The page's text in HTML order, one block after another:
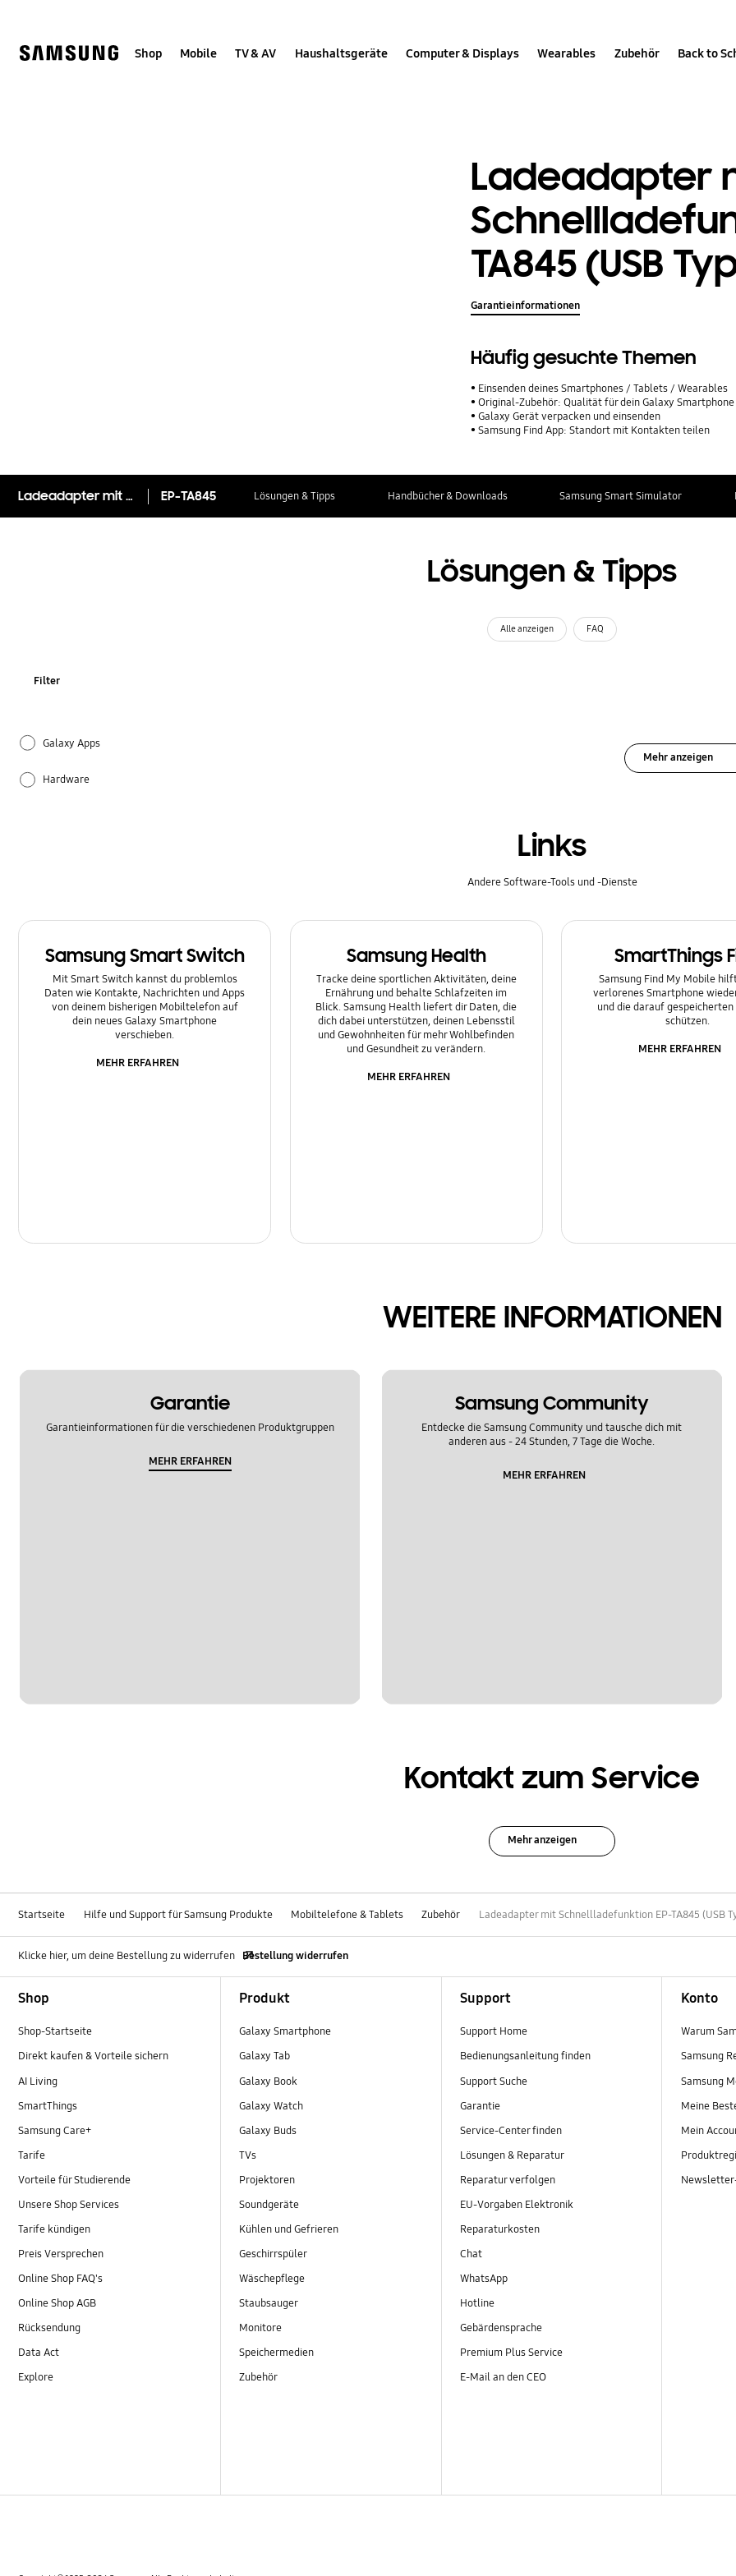
help
Shop Mobile TV & AV Haushaltsgeräte Computer & Displays Wearables Zubehör Back to
Ladeadapter
TA845 (USB
Garantieinformationen
Häufig gesuchte Themen
Einsenden deines Smartphones / Tablets / Wearables
Original-Zubehör: Qualität für dein Galaxy Smartphone
Galaxy Gerät verpacken und einsenden
Samsung Find App: Standort mit Kontakten teilen
Ladeadapter mit Schnellladefunktion EP-TA845 (USB Type-C, 45 W) EP-TA845 Lösungen & Tipps Handbücher & Downloads Samsung Smart Simulator
Lösungen & Tipps
Alle anzeigen FAQ
Filter
Galaxy Apps
Hardware
Mehr anzeigen
Links
Andere Software-Tools und -Dienste
Samsung Smart Switch
Mit Smart Switch kannst du problemlos
Daten wie Kontakte, Nachrichten und Apps
von deinem bisherigen Mobiltelefon auf
dein neues Galaxy Smartphone
verschieben.
MEHR ERFAHREN
Samsung Health
Tracke deine sportlichen Aktivitäten, deine
Ernährung und behalte Schlafzeiten im
Blick. Samsung Health liefert dir Daten, die
dich dabei unterstützen, deinen Lebensstil
und Gewohnheiten für mehr Wohlbefinden
und Gesundheit zu verändern.
MEHR ERFAHREN
SmartThings
Samsung Find My Mobile
verlorenes Smartphone
und die darauf gespeicherten
schützen.
MEHR ERFAHREN
WEITERE INFORMATIONEN
Garantie
Garantieinformationen für die verschiedenen Produktgruppen
MEHR ERFAHREN
Samsung Community
Entdecke die Samsung Community und tausche dich mit
anderen aus - 24 Stunden, 7 Tage die Woche.
MEHR ERFAHREN
Kontakt zum Service
Mehr anzeigen
Startseite Hilfe und Support für Samsung Produkte Mobiltelefone & Tablets Zubehör Ladeadapter mit Schnellladefunktion EP-TA845 (USB
Klicke hier, um deine Bestellung zu widerrufen Bestellung widerrufen
Shop
Shop-Startseite
Direkt kaufen & Vorteile sichern
AI Living
SmartThings
Samsung Care+
Tarife
Vorteile für Studierende
Unsere Shop Services
Tarife kündigen
Preis Versprechen
Online Shop FAQ's
Online Shop AGB
Rücksendung
Data Act
Explore
Produkt
Galaxy Smartphone
Galaxy Tab
Galaxy Book
Galaxy Watch
Galaxy Buds
TVs
Projektoren
Soundgeräte
Kühlen und Gefrieren
Geschirrspüler
Wäschepflege
Staubsauger
Monitore
Speichermedien
Zubehör
Support
Support Home
Bedienungsanleitung finden
Support Suche
Garantie
Service-Center finden
Lösungen & Reparatur
Reparatur verfolgen
EU-Vorgaben Elektronik
Reparaturkosten
Chat
WhatsApp
Hotline
Gebärdensprache
Premium Plus Service
E-Mail an den CEO
Konto
Warum
Samsung
Samsung
Meine
Mein